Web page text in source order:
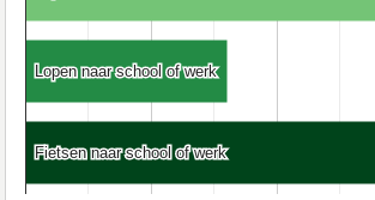
Lopen naar school of werk
Lopen naar school of werk
Fietsen naar school of werk
Fietsen naar school of werk